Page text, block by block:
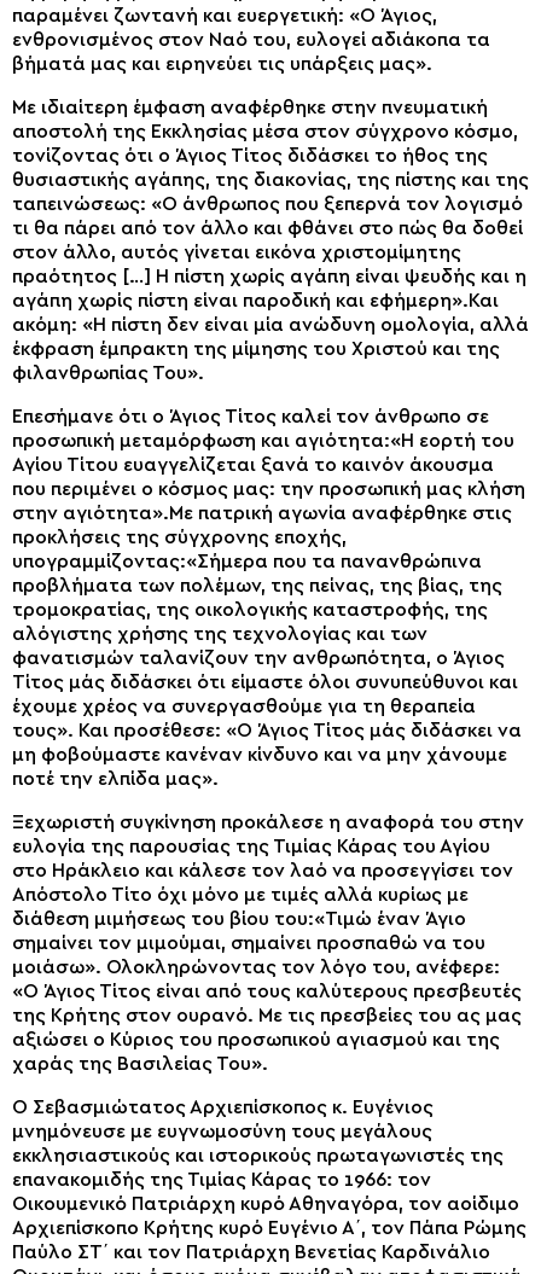
παραμένει ζωντανή και ευεργετική: «Ο Άγιος,
ενθρονισμένος στον Ναό του, ευλογεί αδιάκοπα τα
βήματά μας και ειρηνεύει τις υπάρξεις μας».
Με ιδιαίτερη έμφαση αναφέρθηκε στην πνευματική
αποστολή της Εκκλησίας μέσα στον σύγχρονο κόσμο,
τονίζοντας ότι ο Άγιος Τίτος διδάσκει το ήθος της
θυσιαστικής αγάπης, της διακονίας, της πίστης και της
ταπεινώσεως: «Ο άνθρωπος που ξεπερνά τον λογισμό
τι θα πάρει από τον άλλο και φθάνει στο πώς θα δοθεί
στον άλλο, αυτός γίνεται εικόνα χριστομίμητης
πραότητος […] Η πίστη χωρίς αγάπη είναι ψευδής και η
αγάπη χωρίς πίστη είναι παροδική και εφήμερη».Και
ακόμη: «Η πίστη δεν είναι μία ανώδυνη ομολογία, αλλά
έκφραση έμπρακτη της μίμησης του Χριστού και της
φιλανθρωπίας Του».
Επεσήμανε ότι ο Άγιος Τίτος καλεί τον άνθρωπο σε
προσωπική μεταμόρφωση και αγιότητα:«Η εορτή του
Αγίου Τίτου ευαγγελίζεται ξανά το καινόν άκουσμα
που περιμένει ο κόσμος μας: την προσωπική μας κλήση
στην αγιότητα».Με πατρική αγωνία αναφέρθηκε στις
προκλήσεις της σύγχρονης εποχής,
υπογραμμίζοντας:«Σήμερα που τα πανανθρώπινα
προβλήματα των πολέμων, της πείνας, της βίας, της
τρομοκρατίας, της οικολογικής καταστροφής, της
αλόγιστης χρήσης της τεχνολογίας και των
φανατισμών ταλανίζουν την ανθρωπότητα, ο Άγιος
Τίτος μάς διδάσκει ότι είμαστε όλοι συνυπεύθυνοι και
έχουμε χρέος να συνεργασθούμε για τη θεραπεία
τους». Και προσέθεσε: «Ο Άγιος Τίτος μάς διδάσκει να
μη φοβούμαστε κανέναν κίνδυνο και να μην χάνουμε
ποτέ την ελπίδα μας».
Ξεχωριστή συγκίνηση προκάλεσε η αναφορά του στην
ευλογία της παρουσίας της Τιμίας Κάρας του Αγίου
στο Ηράκλειο και κάλεσε τον λαό να προσεγγίσει τον
Απόστολο Τίτο όχι μόνο με τιμές αλλά κυρίως με
διάθεση μιμήσεως του βίου του:«Τιμώ έναν Άγιο
σημαίνει τον μιμούμαι, σημαίνει προσπαθώ να του
μοιάσω». Ολοκληρώνοντας τον λόγο του, ανέφερε:
«Ο Άγιος Τίτος είναι από τους καλύτερους πρεσβευτές
της Κρήτης στον ουρανό. Με τις πρεσβείες του ας μας
αξιώσει ο Κύριος του προσωπικού αγιασμού και της
χαράς της Βασιλείας Του».
Ο Σεβασμιώτατος Αρχιεπίσκοπος κ. Ευγένιος
μνημόνευσε με ευγνωμοσύνη τους μεγάλους
εκκλησιαστικούς και ιστορικούς πρωταγωνιστές της
επανακομιδής της Τιμίας Κάρας το 1966: τον
Οικουμενικό Πατριάρχη κυρό Αθηναγόρα, τον αοίδιμο
Αρχιεπίσκοπο Κρήτης κυρό Ευγένιο Α΄, τον Πάπα Ρώμης
Παύλο ΣΤ΄ και τον Πατριάρχη Βενετίας Καρδινάλιο